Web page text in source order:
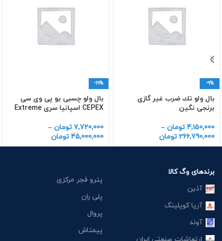
-9%
بال ولو تك ضرب غیر گازی
برنجی نگین
4,150,000 تومان –
266,790,000 تومان
-19%
بال ولو چسبی یو پی وی سی
CEPEX اسپانیا سری Extreme
7,720,000 تومان –
45,000,000 تومان
برندهای وگ کالا
آذین
آریا کوپلینگ
آوند
پترو فجر مرکزی
پلی ران
پروال
پیمتاش